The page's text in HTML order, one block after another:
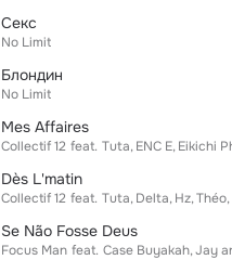
Секс
No Limit
Блондин
No Limit
Mes Affaires
Collectif 12 feat. Tuta ENC E Eikichi
Dès L'matin
Collectif 12 feat. Tuta Delta Hz Théo
Se Não Fosse Deus
Focus Man feat. Case Buyakah Jay